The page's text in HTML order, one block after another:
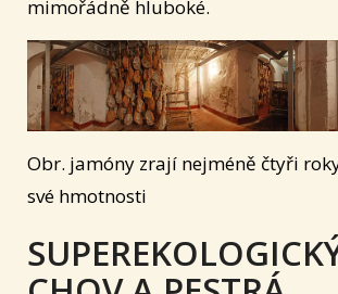
mimořádně hluboké.
Obr. jamóny zrají nejméně čtyři
své hmotnosti